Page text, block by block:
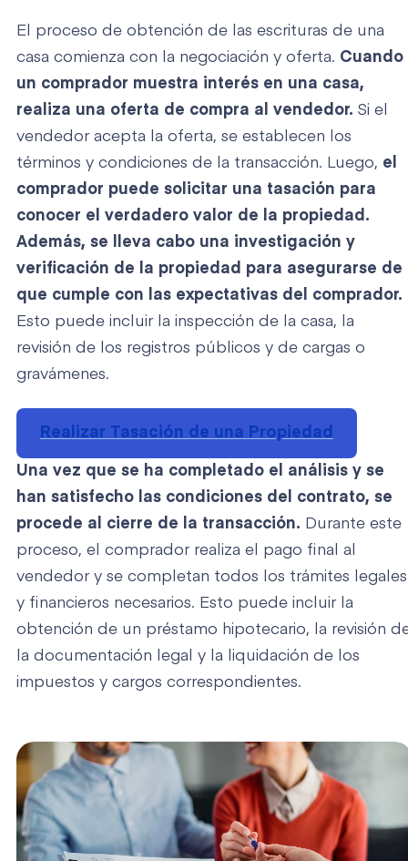
El proceso de obtención de las escrituras de una
casa comienza con la negociación y oferta. Cuando
un comprador muestra interés en una casa,
realiza una oferta de compra al vendedor. Si el
vendedor acepta la oferta, se establecen los
términos y condiciones de la transacción. Luego, el
comprador puede solicitar una tasación para
conocer el verdadero valor de la propiedad.
Además, se lleva cabo una investigación y
verificación de la propiedad para asegurarse de
que cumple con las expectativas del comprador.
Esto puede incluir la inspección de la casa, la
revisión de los registros públicos y de cargas o
gravámenes.
Realizar Tasación de una Propiedad
Una vez que se ha completado el análisis y se
han satisfecho las condiciones del contrato, se
procede al cierre de la transacción. Durante este
proceso, el comprador realiza el pago final al
vendedor y se completan todos los trámites legales
y financieros necesarios. Esto puede incluir la
obtención de un préstamo hipotecario, la revisión
la documentación legal y la liquidación de los
impuestos y cargos correspondientes.